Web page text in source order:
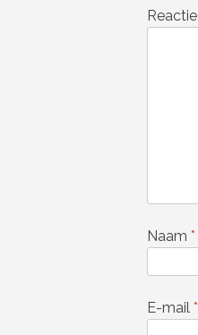
Reactie
Naam *
E-mail *